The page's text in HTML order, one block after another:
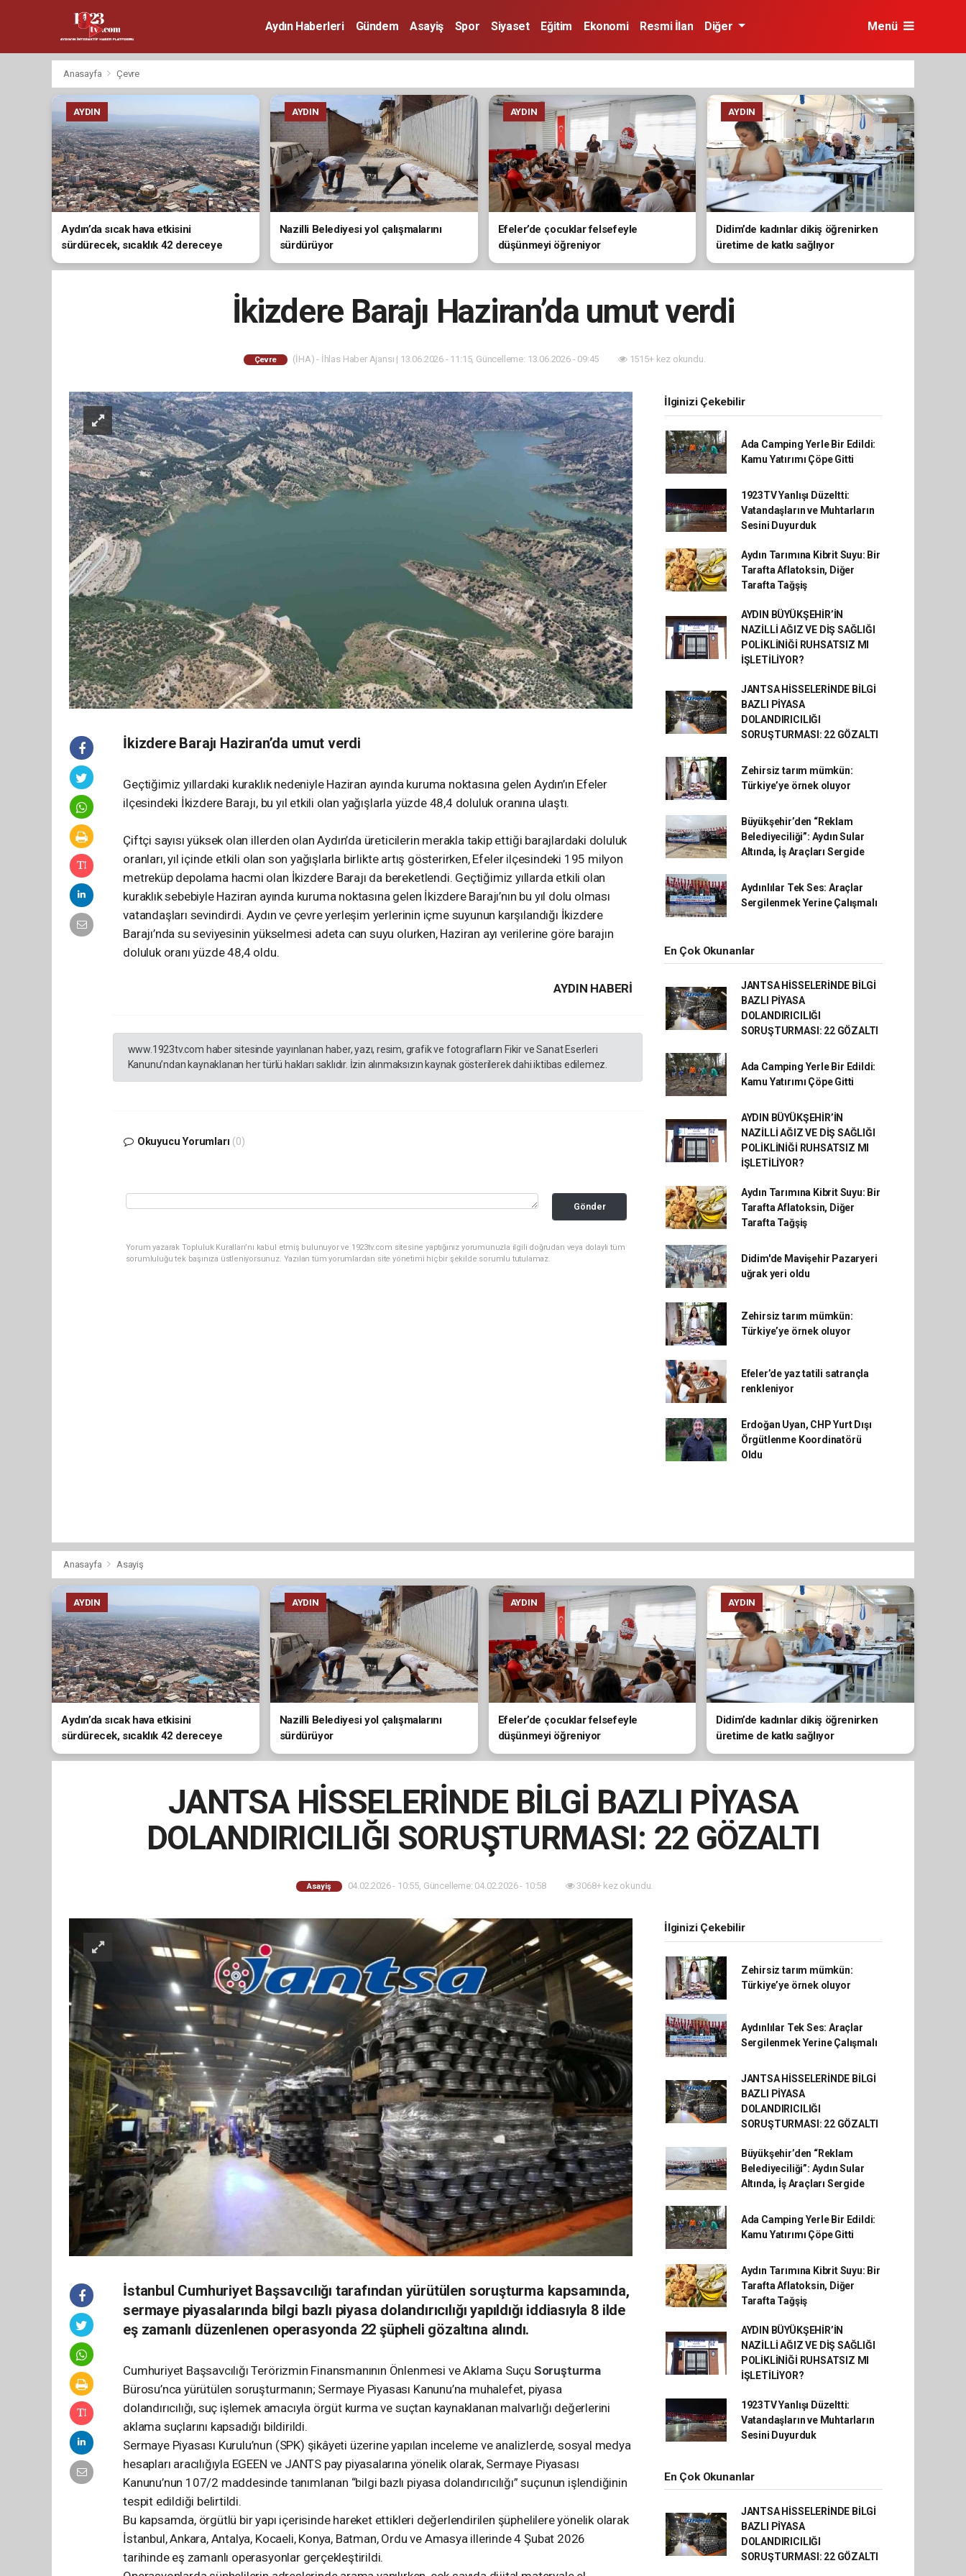
Aydın Haberleri Gündem Asayiş Spor Siyaset Eğitim Ekonomi Resmi İlan Diğer Menü
Anasayfa Çevre
AYDIN
Aydın’da sıcak hava etkisini
sürdürecek, sıcaklık 42 dereceye
çıkacak
AYDIN
Nazilli Belediyesi yol çalışmalarını
sürdürüyor
AYDIN
Efeler’de çocuklar felsefeyle
düşünmeyi öğreniyor
AYDIN
Didim’de kadınlar dikiş öğrenirken
üretime de katkı sağlıyor
İkizdere Barajı Haziran’da umut verdi
Çevre (İHA) - İhlas Haber Ajansı | 13.06.2026 - 11:15, Güncelleme: 13.06.2026 - 09:45 1515+ kez okundu.
İkizdere Barajı Haziran’da umut verdi
Geçtiğimiz yıllardaki kuraklık nedeniyle Haziran ayında kuruma noktasına gelen Aydın’ın Efeler
ilçesindeki İkizdere Barajı, bu yıl etkili olan yağışlarla yüzde 48,4 doluluk oranına ulaştı.
Çiftçi sayısı yüksek olan illerden olan Aydın’da üreticilerin merakla takip ettiği barajlardaki doluluk
oranları, yıl içinde etkili olan son yağışlarla birlikte artış gösterirken, Efeler ilçesindeki 195 milyon
metreküp depolama hacmi olan İkizdere Barajı da bereketlendi. Geçtiğimiz yıllarda etkili olan
kuraklık sebebiyle Haziran ayında kuruma noktasına gelen İkizdere Barajı’nın bu yıl dolu olması
vatandaşları sevindirdi. Aydın ve çevre yerleşim yerlerinin içme suyunun karşılandığı İkizdere
Barajı’nda su seviyesinin yükselmesi adeta can suyu olurken, Haziran ayı verilerine göre barajın
doluluk oranı yüzde 48,4 oldu.
AYDIN HABERİ
www.1923tv.com haber sitesinde yayınlanan haber, yazı, resim, grafik ve fotografların Fikir ve Sanat Eserleri
Kanunu’ndan kaynaklanan her türlü hakları saklıdır. İzin alınmaksızın kaynak gösterilerek dahi iktibas edilemez.
Okuyucu Yorumları (0)
Gönder
Yorum yazarak Topluluk Kuralları’nı kabul etmiş bulunuyor ve 1923tv.com sitesine yaptığınız yorumunuzla ilgili doğrudan veya dolaylı tüm
sorumluluğu tek başınıza üstleniyorsunuz. Yazılan tüm yorumlardan site yönetimi hiçbir şekilde sorumlu tutulamaz.
İlginizi Çekebilir
Ada Camping Yerle Bir Edildi:
Kamu Yatırımı Çöpe Gitti
1923TV Yanlışı Düzeltti:
Vatandaşların ve Muhtarların
Sesini Duyurduk
Aydın Tarımına Kibrit Suyu: Bir
Tarafta Aflatoksin, Diğer
Tarafta Tağşiş
AYDIN BÜYÜKŞEHİR’İN
NAZİLLİ AĞIZ VE DİŞ SAĞLIĞI
POLİKLİNİĞİ RUHSATSIZ MI
İŞLETİLİYOR?
JANTSA HİSSELERİNDE BİLGİ
BAZLI PİYASA
DOLANDIRICILIĞI
SORUŞTURMASI: 22 GÖZALTI
Zehirsiz tarım mümkün:
Türkiye’ye örnek oluyor
Büyükşehir’den “Reklam
Belediyeciliği”: Aydın Sular
Altında, İş Araçları Sergide
Aydınlılar Tek Ses: Araçlar
Sergilenmek Yerine Çalışmalı
En Çok Okunanlar
JANTSA HİSSELERİNDE BİLGİ
BAZLI PİYASA
DOLANDIRICILIĞI
SORUŞTURMASI: 22 GÖZALTI
Ada Camping Yerle Bir Edildi:
Kamu Yatırımı Çöpe Gitti
AYDIN BÜYÜKŞEHİR’İN
NAZİLLİ AĞIZ VE DİŞ SAĞLIĞI
POLİKLİNİĞİ RUHSATSIZ MI
İŞLETİLİYOR?
Aydın Tarımına Kibrit Suyu: Bir
Tarafta Aflatoksin, Diğer
Tarafta Tağşiş
Didim'de Mavişehir Pazaryeri
uğrak yeri oldu
Zehirsiz tarım mümkün:
Türkiye’ye örnek oluyor
Efeler’de yaz tatili satrançla
renkleniyor
Erdoğan Uyan, CHP Yurt Dışı
Örgütlenme Koordinatörü
Oldu
Anasayfa Asayiş
AYDIN
Aydın’da sıcak hava etkisini
sürdürecek, sıcaklık 42 dereceye
çıkacak
AYDIN
Nazilli Belediyesi yol çalışmalarını
sürdürüyor
AYDIN
Efeler’de çocuklar felsefeyle
düşünmeyi öğreniyor
AYDIN
Didim’de kadınlar dikiş öğrenirken
üretime de katkı sağlıyor
JANTSA HİSSELERİNDE BİLGİ BAZLI PİYASA
DOLANDIRICILIĞI SORUŞTURMASI: 22 GÖZALTI
Asayiş 04.02.2026 - 10:55, Güncelleme: 04.02.2026 - 10:58 3068+ kez okundu.
İstanbul Cumhuriyet Başsavcılığı tarafından yürütülen soruşturma kapsamında,
sermaye piyasalarında bilgi bazlı piyasa dolandırıcılığı yapıldığı iddiasıyla 8 ilde
eş zamanlı düzenlenen operasyonda 22 şüpheli gözaltına alındı.
Cumhuriyet Başsavcılığı Terörizmin Finansmanının Önlenmesi ve Aklama Suçu Soruşturma
Bürosu’nca yürütülen soruşturmanın; Sermaye Piyasası Kanunu’na muhalefet, piyasa
dolandırıcılığı, suç işlemek amacıyla örgüt kurma ve suçtan kaynaklanan malvarlığı değerlerini
aklama suçlarını kapsadığı bildirildi.
Sermaye Piyasası Kurulu’nun (SPK) şikâyeti üzerine yapılan inceleme ve analizlerde, sosyal medya
hesapları aracılığıyla EGEEN ve JANTS pay piyasalarına yönelik olarak, Sermaye Piyasası
Kanunu’nun 107/2 maddesinde tanımlanan “bilgi bazlı piyasa dolandırıcılığı” suçunun işlendiğinin
tespit edildiği belirtildi.
Bu kapsamda, örgütlü bir yapı içerisinde hareket ettikleri değerlendirilen şüphelilere yönelik olarak
İstanbul, Ankara, Antalya, Kocaeli, Konya, Batman, Ordu ve Amasya illerinde 4 Şubat 2026
tarihinde eş zamanlı operasyonlar gerçekleştirildi.
İlginizi Çekebilir
Zehirsiz tarım mümkün:
Türkiye’ye örnek oluyor
Aydınlılar Tek Ses: Araçlar
Sergilenmek Yerine Çalışmalı
JANTSA HİSSELERİNDE BİLGİ
BAZLI PİYASA
DOLANDIRICILIĞI
SORUŞTURMASI: 22 GÖZALTI
Büyükşehir’den “Reklam
Belediyeciliği”: Aydın Sular
Altında, İş Araçları Sergide
Ada Camping Yerle Bir Edildi:
Kamu Yatırımı Çöpe Gitti
Aydın Tarımına Kibrit Suyu: Bir
Tarafta Aflatoksin, Diğer
Tarafta Tağşiş
AYDIN BÜYÜKŞEHİR’İN
NAZİLLİ AĞIZ VE DİŞ SAĞLIĞI
POLİKLİNİĞİ RUHSATSIZ MI
İŞLETİLİYOR?
1923TV Yanlışı Düzeltti:
Vatandaşların ve Muhtarların
Sesini Duyurduk
En Çok Okunanlar
JANTSA HİSSELERİNDE BİLGİ
BAZLI PİYASA
DOLANDIRICILIĞI
SORUŞTURMASI: 22 GÖZALTI